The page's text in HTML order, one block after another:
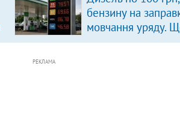
бензину на
мовчання уряду.
цінами на пальне?
РЕКЛАМА